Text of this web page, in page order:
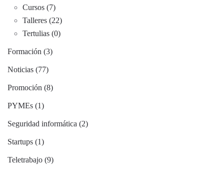
Cursos (7)
Talleres (22)
Tertulias (0)
Formación (3)
Noticias (77)
Promoción (8)
PYMEs (1)
Seguridad informática (2)
Startups (1)
Teletrabajo (9)